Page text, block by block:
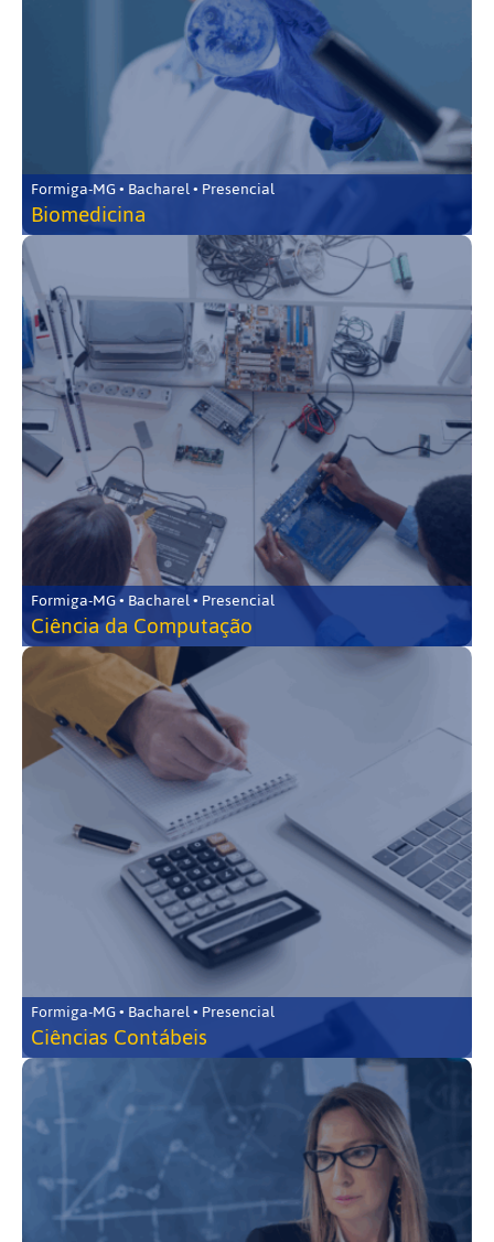
Formiga-MG • Bacharel • Presencial
Biomedicina
Formiga-MG • Bacharel • Presencial
Ciência da Computação
Formiga-MG • Bacharel • Presencial
Ciências Contábeis